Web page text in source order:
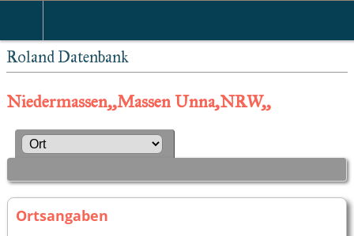
Roland Datenbank
Niedermassen,,Massen Unna,NRW,,
Ortsangaben